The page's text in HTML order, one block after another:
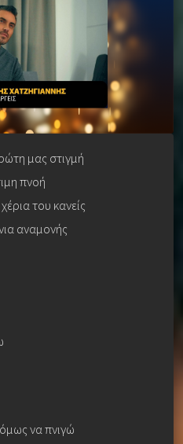
μας στιγμή
πνοή
του κανείς
αναμονής
να πνιγώ